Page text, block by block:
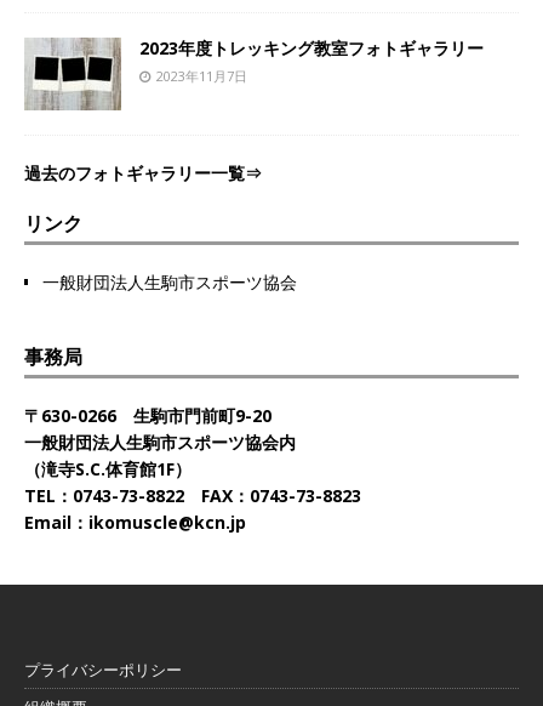
2023年度トレッキング教室フォトギャラリー
2023年11月7日
過去のフォトギャラリー一覧⇒
リンク
一般財団法人生駒市スポーツ協会
事務局
〒630-0266 生駒市門前町9-20
一般財団法人生駒市スポーツ協会内
（滝寺S.C.体育館1F）
TEL：0743-73-8822 FAX：0743-73-8823
Email：ikomuscle@kcn.jp
プライバシーポリシー